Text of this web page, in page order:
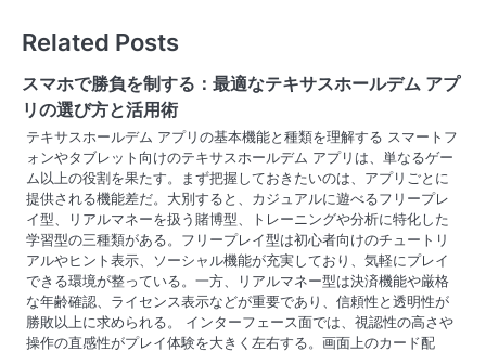
n
a
v
i
g
a
t
i
Related Posts
スマホで勝負を制する：最適なテキサスホールデム アプ
リの選び方と活用術
テキサスホールデム アプリの基本機能と種類を理解する スマートフ
ォンやタブレット向けのテキサスホールデム アプリは、単なるゲー
ム以上の役割を果たす。まず把握しておきたいのは、アプリごとに
提供される機能差だ。大別すると、カジュアルに遊べるフリープレ
イ型、リアルマネーを扱う賭博型、トレーニングや分析に特化した
学習型の三種類がある。フリープレイ型は初心者向けのチュートリ
アルやヒント表示、ソーシャル機能が充実しており、気軽にプレイ
できる環境が整っている。一方、リアルマネー型は決済機能や厳格
な年齢確認、ライセンス表示などが重要であり、信頼性と透明性が
勝敗以上に求められる。 インターフェース面では、視認性の高さや
操作の直感性がプレイ体験を大きく左右する。画面上のカード配